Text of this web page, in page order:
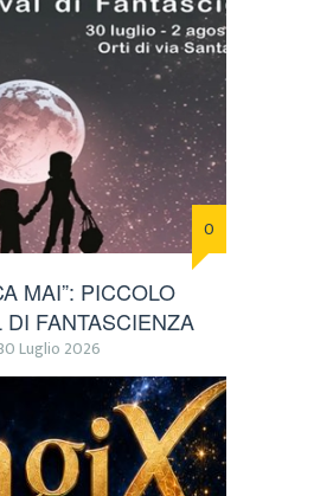
0
MAI”: PICCOLO
DI FANTASCIENZA
Luglio 2026